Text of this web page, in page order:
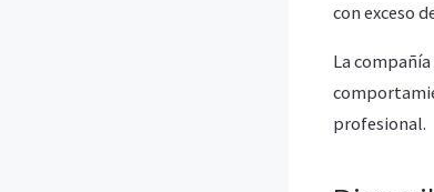
con exceso
La
profesional.